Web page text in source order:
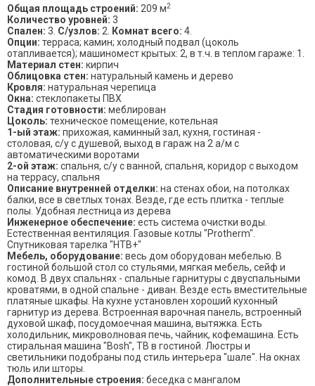
Общая площадь строений: 209 м2
Количество уровней: 3
Спален: 3. С/узлов: 2. Комнат всего: 4.
Опции: терраса; камин; холодный подвал (цоколь
отапливается); машиномест крытых: 2, в т.ч. в теплом гараже: 1.
Материал стен: кирпич
Облицовка стен: натуральный камень и дерево
Кровля: натуральная черепица
Окна: стеклопакеты ПВХ
Стадия готовности: меблирован
Цоколь: техническое помещение, котельная
1-ый этаж: прихожая, каминный зал, кухня, гостиная -
столовая, с/у с душевой, выход в гараж на 2 а/м с
автоматическими воротами
2-ой этаж: спальня, с/у с ванной, спальня, коридор с выходом
на террасу, спальня
Описание внутренней отделки: на стенах обои, на потолках
балки, все в светлых тонах. Везде, где есть плитка - теплые
полы. Удобная лестница из дерева
Инженерное обеспечение: есть система очистки воды.
Естественная вентиляция. Газовые котлы "Protherm".
Спутниковая тарелка "НТВ+"
Мебель, оборудование: весь дом оборудован мебелью. В
гостиной большой стол со стульями, мягкая мебель, сейф и
комод. В двух спальнях - спальные гарнитуры с двуспальными
кроватями, в одной спальне - диван. Везде есть вместительные
платяные шкафы. На кухне установлен хороший кухонный
гарнитур из дерева. Встроенная варочная панель, встроенный
духовой шкаф, посудомоечная машина, вытяжка. Есть
холодильник, микроволновая печь, чайник, кофемашина. Есть
стиральная машина "Bosh", ТВ в гостиной. Люстры и
светильники подобраны под стиль интерьера "шале". На окнах
тюль или шторы.
Дополнительные строения: беседка с мангалом